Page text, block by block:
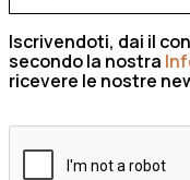
Iscrivendoti, dai il
secondo la nostra
ricevere le nostre